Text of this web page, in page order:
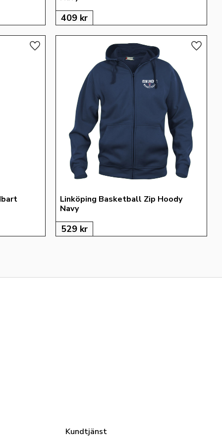
409 kr
Lägg till i favoriter
Linköping Basketball Zip Hoody
Navy
529 kr
Lägg
Kundtjänst